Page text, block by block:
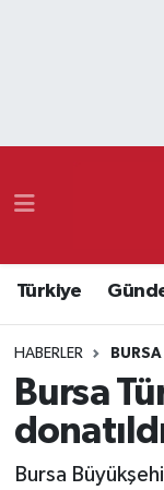
Türkiye
HABERLER BURSA
Bursa
Bursa
Namaz
Süper Lig
Tüm
Son
Haber Arşivi